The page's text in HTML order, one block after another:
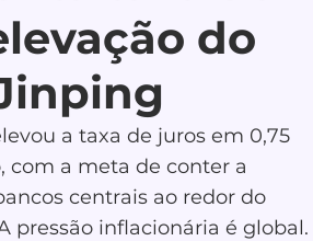
do
a taxa de juros em 0,75
com a meta de conter a
centrais ao redor do
pressão inflacionária é global.